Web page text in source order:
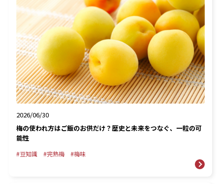
2026/06/30
梅の使われ方はご飯のお供だけ？歴史と未来をつなぐ、一粒の可
能性
豆知識 完熟梅 梅味